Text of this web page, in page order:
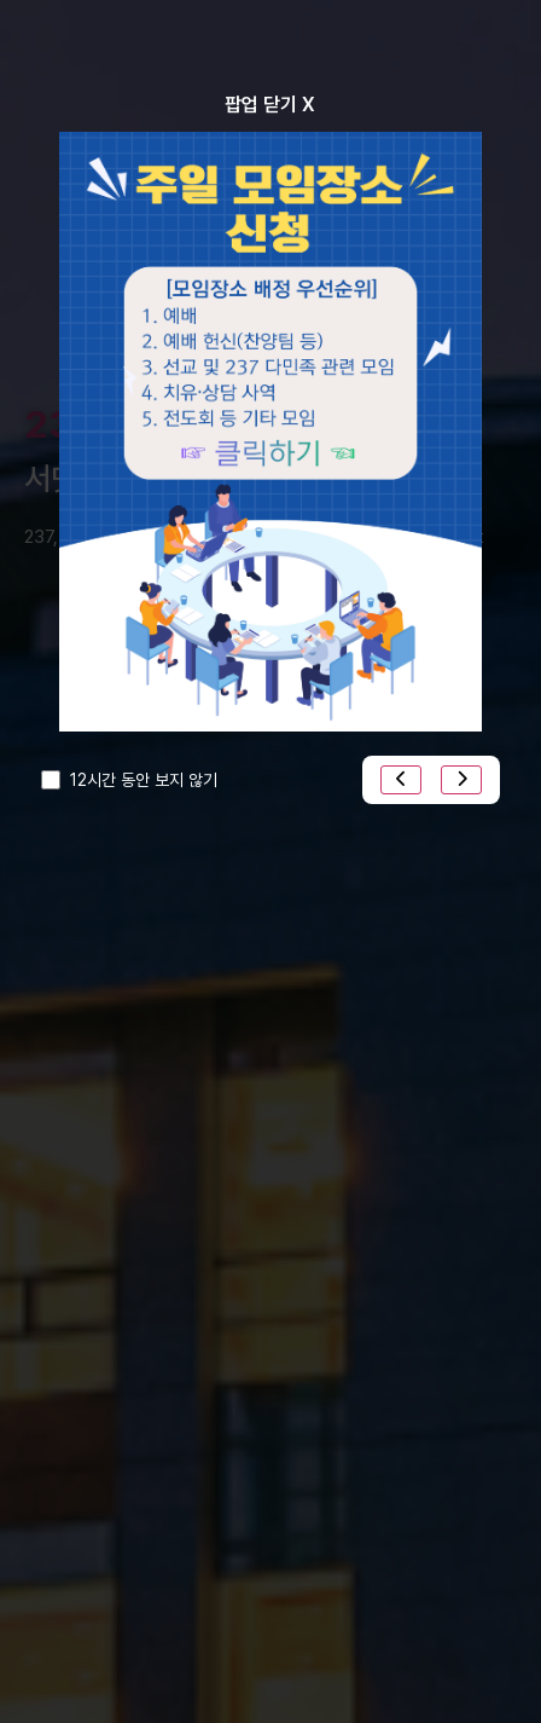
237, 치유
서밋을 향한 영원한 여정
237, The Eternal journey toward healing and the Summit
팝업 닫기 X
12시간 동안 보지 않기